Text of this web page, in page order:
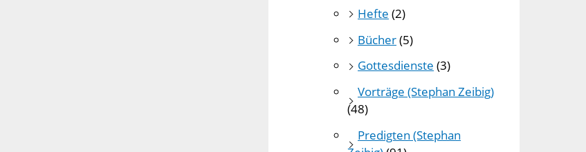
Hefte (2)
Bücher(5)
Gottesdienste (3)
Vorträge (Stephan Zeibig)
(48)
Predigten (Stephan